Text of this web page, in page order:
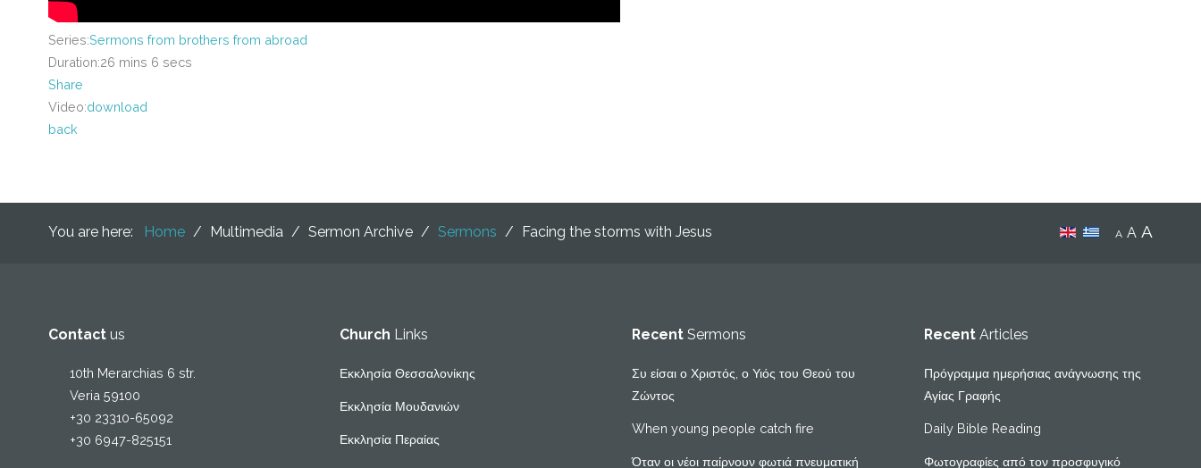
Series:Sermons from brothers from abroad
Duration:26 mins 6 secs
Share
Video:download
back
A A A
You are here: Home / Multimedia / Sermon Archive / Sermons / Facing the storms with Jesus
Contact us
10th Merarchias 6 str.
Veria 59100
+30 23310-65092
+30 6947-825151
Church Links
Εκκλησία Θεσσαλονίκης
Εκκλησία Μουδανιών
Εκκλησία Περαίας
Recent Sermons
Συ είσαι ο Χριστός, ο Υιός του Θεού του
Ζώντος
When young people catch fire
Όταν οι νέοι παίρνουν φωτιά πνευματική
Recent Articles
Πρόγραμμα ημερήσιας ανάγνωσης της
Αγίας Γραφής
Daily Bible Reading
Φωτογραφίες από τον προσφυγικό